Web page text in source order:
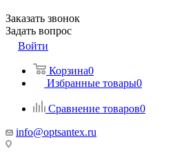
Заказать звонок
Задать вопрос
Войти
Корзина0
Избранные товары0
Сравнение товаров0
info@optsantex.ru